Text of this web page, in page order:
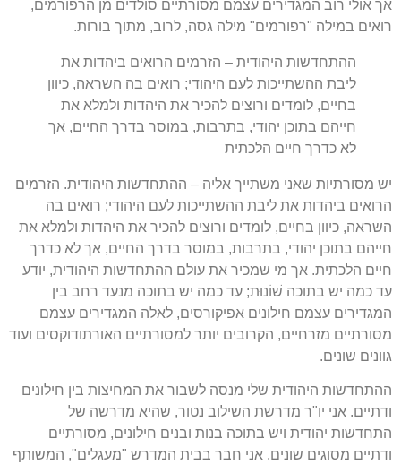
אך אולי רוב המגדירים עצמם מסורתיים סולדים מן הרפורמים,
רואים במילה "רפורמים" מילה גסה, לרוב, מתוך בורות.
ההתחדשות היהודית – הזרמים הרואים ביהדות את
ליבת ההשתייכות לעם היהודי; רואים בה השראה, כיוון
בחיים, לומדים ורוצים להכיר את היהדות ולמלא את
חייהם בתוכן יהודי, בתרבות, במוסר בדרך החיים, אך
לא כדרך חיים הלכתית
יש מסורתיות שאני משתייך אליה – ההתחדשות היהודית. הזרמים
הרואים ביהדות את ליבת ההשתייכות לעם היהודי; רואים בה
השראה, כיוון בחיים, לומדים ורוצים להכיר את היהדות ולמלא את
חייהם בתוכן יהודי, בתרבות, במוסר בדרך החיים, אך לא כדרך
חיים הלכתית. אך מי שמכיר את עולם ההתחדשות היהודית, יודע
עד כמה יש בתוכה שׁוֹנוּת; עד כמה יש בתוכה מנעד רחב בין
המגדירים עצמם חילונים אפיקורסים, לאלה המגדירים עצמם
מסורתיים מזרחיים, הקרובים יותר למסורתיים האורתודוקסים ועוד
גוונים שונים.
ההתחדשות היהודית שלי מנסה לשבור את המחיצות בין חילונים
ודתיים. אני יו"ר מדרשת השילוב נטור, שהיא מדרשה של
התחדשות יהודית ויש בתוכה בנות ובנים חילונים, מסורתיים
ודתיים מסוגים שונים. אני חבר בבית המדרש "מעגלים", המשותף